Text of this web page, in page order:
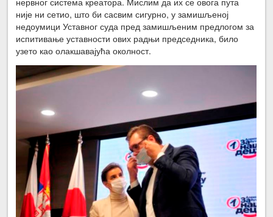
није ни сетио, што би сасвим сигурно, у замишљеној
недоумици Уставног суда пред замишљеним предлогом за
испитивање уставности ових радњи председника, било
узето као олакшавајућа околност.